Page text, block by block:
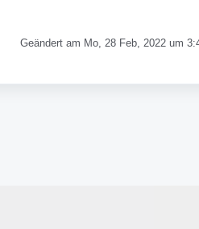
Geändert am Mo, 28 Feb, 2022 um